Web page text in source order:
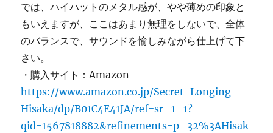
では、ハイハットのメタル感が、やや薄めの印象と
もいえますが、ここはあまり無理をしないで、全体
のバランスで、サウンドを愉しみながら仕上げて下
さい。
・購入サイト：Amazon
https://www.amazon.co.jp/Secret-Longing-
Hisaka/dp/B01C4E41JA/ref=sr_1_1?
qid=1567818882&refinements=p_32%3AHisak